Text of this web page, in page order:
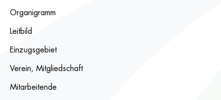
Organigramm
Leitbild
Einzugsgebiet
Verein, Mitgliedschaft
Mitarbeitende